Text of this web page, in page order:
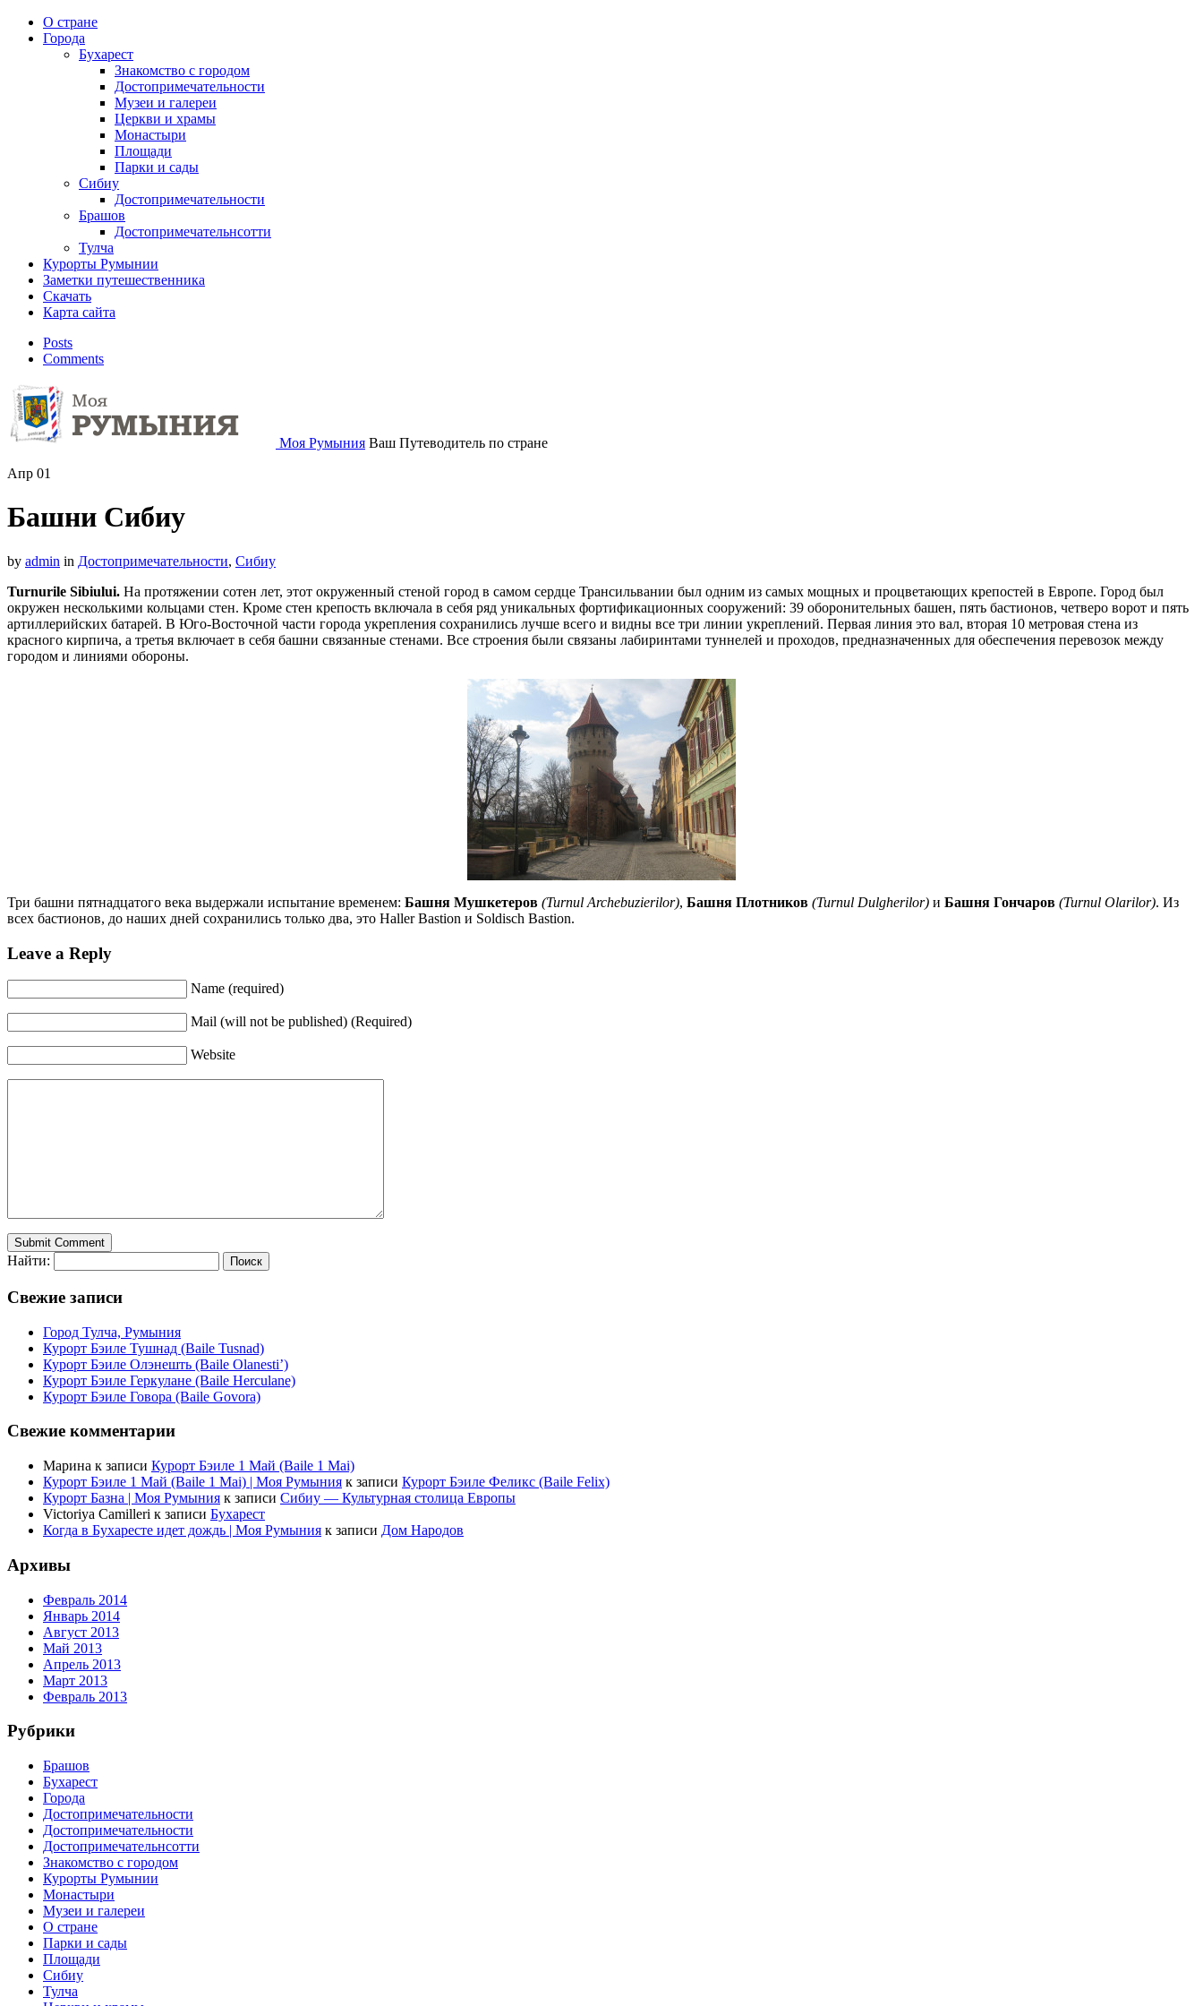
О стране
Города
Бухарест
Знакомство с городом
Достопримечательности
Музеи и галереи
Церкви и храмы
Монастыри
Площади
Парки и сады
Сибиу
Достопримечательности
Брашов
Достопримечательнсотти
Тулча
Курорты Румынии
Заметки путешественника
Скачать
Карта сайта
Posts
Comments
Моя Румыния Ваш Путеводитель по стране
Апр 01
Башни Сибиу
by admin in Достопримечательности, Сибиу
Turnurile Sibiului. На протяжении сотен лет, этот окруженный стеной город в самом сердце Трансильвании был одним из самых мощных и процветающих крепостей в Европе. Город был
окружен несколькими кольцами стен. Кроме стен крепость включала в себя ряд уникальных фортификационных сооружений: 39 оборонительных башен, пять бастионов, четверо ворот и пять
артиллерийских батарей. В Юго-Восточной части города укрепления сохранились лучше всего и видны все три линии укреплений. Первая линия это вал, вторая 10 метровая стена из
красного кирпича, а третья включает в себя башни связанные стенами. Все строения были связаны лабиринтами туннелей и проходов, предназначенных для обеспечения перевозок между
городом и линиями обороны.
Три башни пятнадцатого века выдержали испытание временем: Башня Мушкетеров (Turnul Archebuzierilor), Башня Плотников (Turnul Dulgherilor) и Башня Гончаров (Turnul Olarilor). Из
всех бастионов, до наших дней сохранились только два, это Haller Bastion и Soldisch Bastion.
Leave a Reply
Name (required)
Mail (will not be published) (Required)
Website
Найти:
Свежие записи
Город Тулча, Румыния
Курорт Бэиле Тушнад (Baile Tusnad)
Курорт Бэиле Олэнешть (Baile Olanesti’)
Курорт Бэиле Геркулане (Baile Herculane)
Курорт Бэиле Говора (Baile Govora)
Свежие комментарии
Марина к записи Курорт Бэиле 1 Май (Baile 1 Mai)
Курорт Бэиле 1 Май (Baile 1 Mai) | Моя Румыния к записи Курорт Бэиле Феликс (Baile Felix)
Курорт Базна | Моя Румыния к записи Сибиу — Культурная столица Европы
Victoriya Camilleri к записи Бухарест
Когда в Бухаресте идет дождь | Моя Румыния к записи Дом Народов
Архивы
Февраль 2014
Январь 2014
Август 2013
Май 2013
Апрель 2013
Март 2013
Февраль 2013
Рубрики
Брашов
Бухарест
Города
Достопримечательности
Достопримечательности
Достопримечательнсотти
Знакомство с городом
Курорты Румынии
Монастыри
Музеи и галереи
О стране
Парки и сады
Площади
Сибиу
Тулча